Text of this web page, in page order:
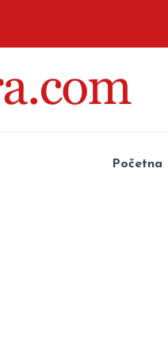
Početna